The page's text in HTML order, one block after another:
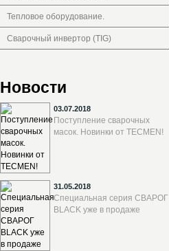
Тепловое оборудование.
Сварочный инвертор (TIG)
Новости
03.07.2018
Поступление сварочных
масок. Новинки от TECMEN!
31.05.2018
Специальная серия СВАРОГ
BLACK уже в продаже